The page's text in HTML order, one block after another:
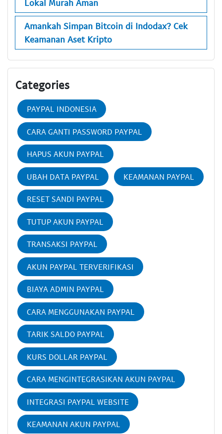
Lokal Murah Aman
Amankah Simpan Bitcoin di Indodax? Cek
Keamanan Aset Kripto
Categories
PAYPAL INDONESIA
CARA GANTI PASSWORD PAYPAL
HAPUS AKUN PAYPAL
UBAH DATA PAYPAL KEAMANAN PAYPAL
RESET SANDI PAYPAL
TUTUP AKUN PAYPAL
TRANSAKSI PAYPAL
AKUN PAYPAL TERVERIFIKASI
BIAYA ADMIN PAYPAL
CARA MENGGUNAKAN PAYPAL
TARIK SALDO PAYPAL
KURS DOLLAR PAYPAL
CARA MENGINTEGRASIKAN AKUN PAYPAL
INTEGRASI PAYPAL WEBSITE
KEAMANAN AKUN PAYPAL